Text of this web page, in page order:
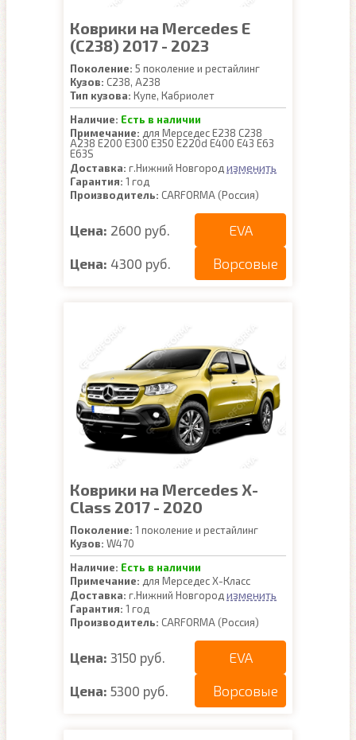
Коврики на Mercedes E
(C238) 2017 - 2023
Поколение: 5 поколение и рестайлинг
Кузов: C238, A238
Тип кузова: Купе, Кабриолет
Наличие: Есть в наличии
Примечание: для Мерседес Е238 С238
А238 E200 E300 E350 E220d E400 E43 E63
E63S
Доставка: г.Нижний Новгород изменить
Гарантия: 1 год
Производитель: CARFORMA (Россия)
Цена: 2600 руб. EVA
Цена: 4300 руб. Ворсовые
Коврики на Mercedes X-
Class 2017 - 2020
Поколение: 1 поколение и рестайлинг
Кузов: W470
Наличие: Есть в наличии
Примечание: для Мерседес Х-Класс
Доставка: г.Нижний Новгород изменить
Гарантия: 1 год
Производитель: CARFORMA (Россия)
Цена: 3150 руб. EVA
Цена: 5300 руб. Ворсовые